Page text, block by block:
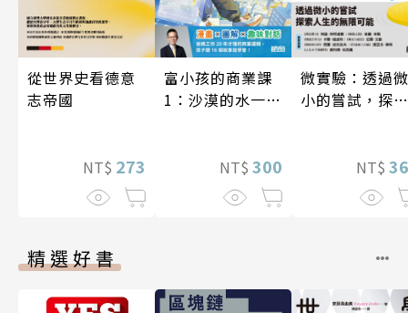
從世界史看德意
志帝國
NT$ 273
富小孩的商業課
1：沙漠的水一瓶
NT$ 300
微實驗：透過微
小的嘗試，探索
NT$
精選好書